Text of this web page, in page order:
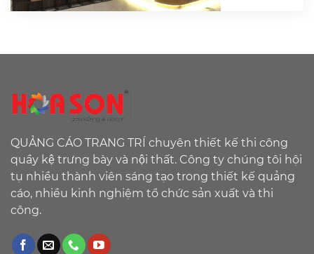
QUẢNG CÁO TRANG TRÍ chuyên thiết kế thi công
quầy kệ trưng bày và nội thất. Công ty chúng tôi hội
tụ nhiều thành viên sáng tạo trong thiết kế quảng
cáo, nhiều kinh nghiệm tổ chức sản xuất và thi
công.